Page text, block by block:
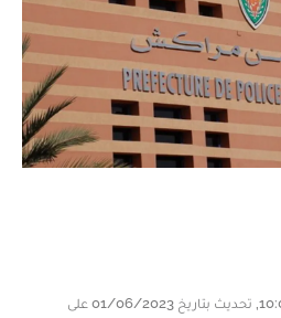
في 01/06/2023 على الساعة 10:00, تحديث بتاريخ 01/06/2023 على